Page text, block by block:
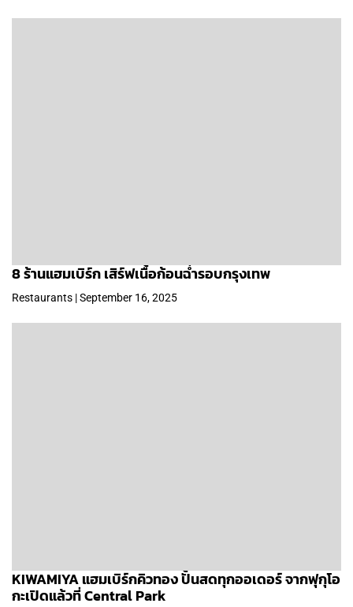
8 ร้านแฮมเบิร์ก เสิร์ฟเนื้อก้อนฉ่ำรอบกรุงเทพ
Restaurants | September 16, 2025
KIWAMIYA แฮมเบิร์กคิวทอง ปั้นสดทุกออเดอร์ จากฟุกุโอ
กะเปิดแล้วที่ Central Park